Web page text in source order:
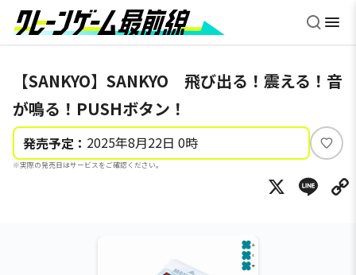
【SANKYO】SANKYO 飛び出る！震える！音
が鳴る！PUSHボタン！
発売予定： 2025年8月22日 0時
※実際の発売日はサービスをご確認ください。
い
ね
X